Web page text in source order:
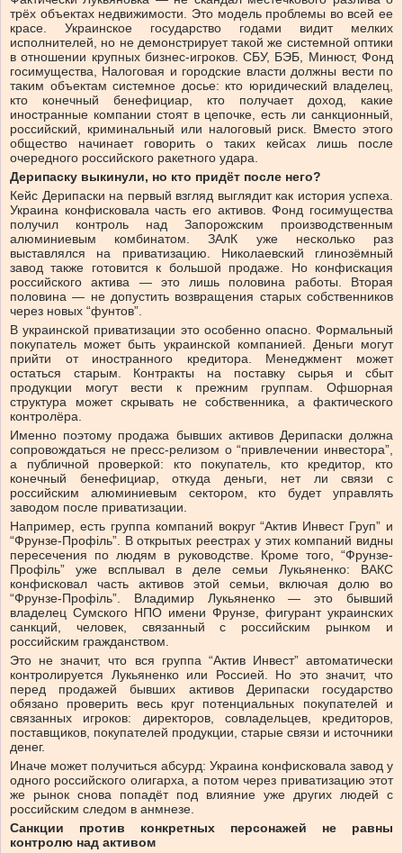
трёх объектах недвижимости. Это модель проблемы во всей ее
красе. Украинское государство годами видит мелких
исполнителей, но не демонстрирует такой же системной оптики
в отношении крупных бизнес-игроков. СБУ, БЭБ, Минюст, Фонд
госимущества, Налоговая и городские власти должны вести по
таким объектам системное досье: кто юридический владелец,
кто конечный бенефициар, кто получает доход, какие
иностранные компании стоят в цепочке, есть ли санкционный,
российский, криминальный или налоговый риск. Вместо этого
общество начинает говорить о таких кейсах лишь после
очередного российского ракетного удара.
Дерипаску выкинули, но кто придёт после него?
Кейс Дерипаски на первый взгляд выглядит как история успеха.
Украина конфисковала часть его активов. Фонд госимущества
получил контроль над Запорожским производственным
алюминиевым комбинатом. ЗАлК уже несколько раз
выставлялся на приватизацию. Николаевский глинозёмный
завод также готовится к большой продаже. Но конфискация
российского актива — это лишь половина работы. Вторая
половина — не допустить возвращения старых собственников
через новых “фунтов”.
В украинской приватизации это особенно опасно. Формальный
покупатель может быть украинской компанией. Деньги могут
прийти от иностранного кредитора. Менеджмент может
остаться старым. Контракты на поставку сырья и сбыт
продукции могут вести к прежним группам. Офшорная
структура может скрывать не собственника, а фактического
контролёра.
Именно поэтому продажа бывших активов Дерипаски должна
сопровождаться не пресс-релизом о “привлечении инвестора”,
а публичной проверкой: кто покупатель, кто кредитор, кто
конечный бенефициар, откуда деньги, нет ли связи с
российским алюминиевым сектором, кто будет управлять
заводом после приватизации.
Например, есть группа компаний вокруг “Актив Инвест Груп” и
“Фрунзе-Профіль”. В открытых реестрах у этих компаний видны
пересечения по людям в руководстве. Кроме того, “Фрунзе-
Профіль” уже всплывал в деле семьи Лукьяненко: ВАКС
конфисковал часть активов этой семьи, включая долю во
“Фрунзе-Профіль”. Владимир Лукьяненко — это бывший
владелец Сумского НПО имени Фрунзе, фигурант украинских
санкций, человек, связанный с российским рынком и
российским гражданством.
Это не значит, что вся группа “Актив Инвест” автоматически
контролируется Лукьяненко или Россией. Но это значит, что
перед продажей бывших активов Дерипаски государство
обязано проверить весь круг потенциальных покупателей и
связанных игроков: директоров, совладельцев, кредиторов,
поставщиков, покупателей продукции, старые связи и источники
денег.
Иначе может получиться абсурд: Украина конфисковала завод у
одного российского олигарха, а потом через приватизацию этот
же рынок снова попадёт под влияние уже других людей с
российским следом в анмнезе.
Санкции против конкретных персонажей не равны
контролю над активом